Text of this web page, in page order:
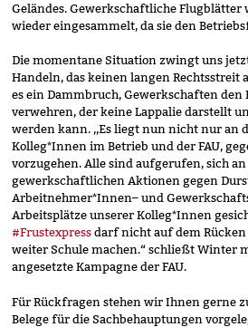
Geländes. Gewerkschaftliche
wieder eingesammelt, da sie den
Die momentane Situation zwingt uns
Handeln, das keinen langen Rechtsstreit
es ein Dammbruch, Gewerkschaften den
verwehren, der keine Lappalie darstellt
werden kann. ,,Es liegt nun nicht nur an
Kolleg*Innen im Betrieb und der FAU,
vorzugehen. Alle sind aufgerufen, sich
gewerkschaftlichen Aktionen gegen
Arbeitnehmer*Innen– und
Arbeitsplätze unserer Kolleg*Innen
#Frustexpressdarf nicht auf dem
weiter Schule machen.“ schließt Winter
angesetzte Kampagne der FAU.
Für Rückfragen stehen wir Ihnen gerne
Belege für die Sachbehauptungen